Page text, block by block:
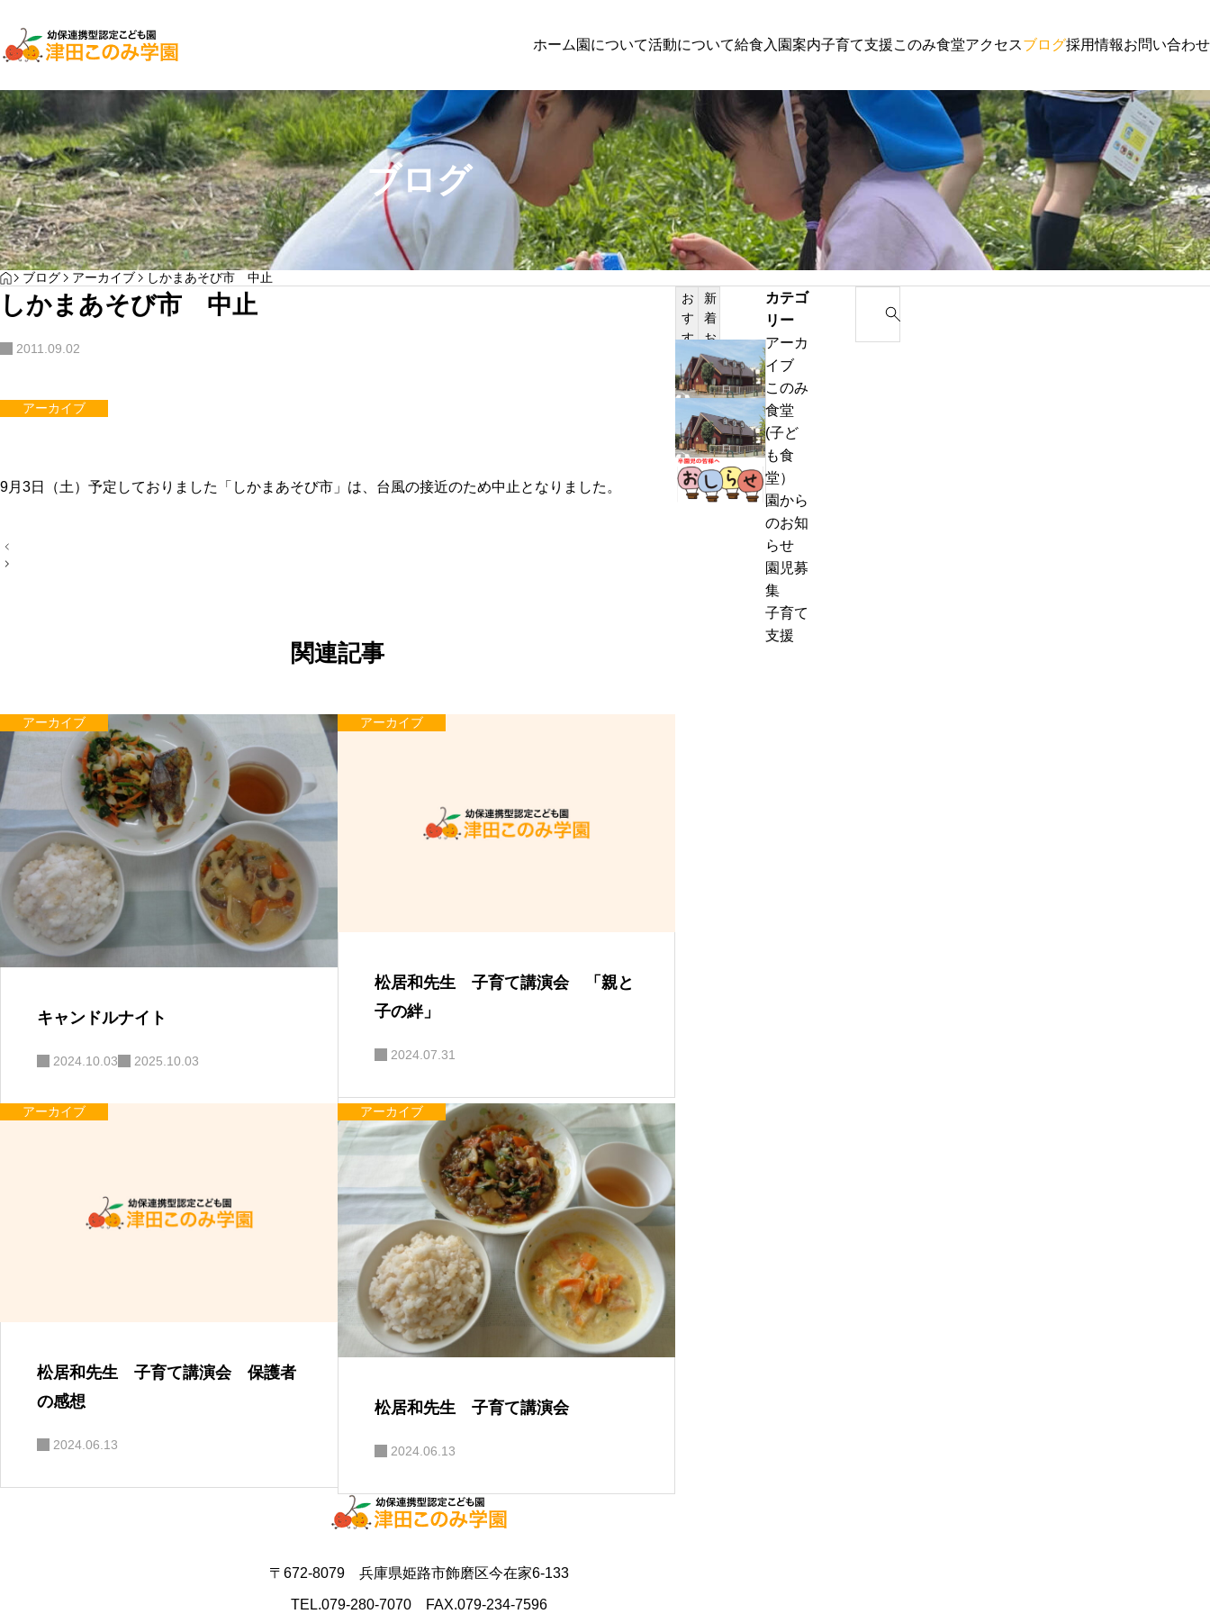
ホーム 園について活動について給食 入園案内子育て支援このみ食堂アクセスブログ採用情報お問い合わせ
子育て支援
わんぱく通信7月号
園児募集
２０２７年入園検討者向けの方へのお知らせ
子育て支援
体験保育参加者募集
子育て支援 園からのお
YOGA
サンプルテキスト。サンプルテキスト。
PILATES
サンプルテキスト。サンプルテキスト。
ブログ
HOME
ブログ アーカイブ しかまあそび市 中止
しかまあそび市 中止
2011.09.02
アーカイブ
9月3日（土）予定しておりました「しかまあそび市」は、台風の接近のため中止となりました。
投
稿
関連記事
アーカイブ
キャンドルナイト
2024.10.03 2025.10.03
アーカイブ
松居和先生 子育て講演会 「親と
子の絆」
2024.07.31
アーカイブ
松居和先生 子育て講演会 保護者
の感想
2024.06.13
アーカイブ
松居和先生 子育て講演会
2024.06.13
お
す
す
め
記
事
新
着
お
知
ら
せ
わ
ん
ぱ
く
通
信
8
月
号
＆
ぽ
ん
ち
熱
中
症
警
戒
ア
ラ
ー
ト
発
表
お
里
帰
り
の
お
知
ら
カテゴ
リー
アーカ
イブ
このみ
食堂
(子ど
も食
堂）
園から
のお知
らせ
園児募
集
子育て
支援
a
〒672-8079 兵庫県姫路市飾磨区今在家6-133
TEL.079-280-7070 FAX.079-234-7596